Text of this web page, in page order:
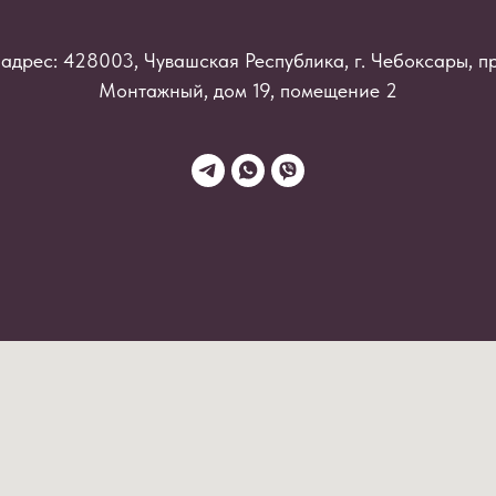
428003, Чувашская Республика, г. Чебоксары,
Монтажный, дом 19, помещение 2